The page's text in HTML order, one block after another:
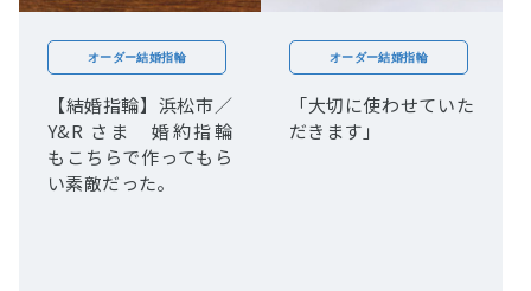
オーダー結婚指輪
【結婚指輪】浜松市／
Y&R さま 婚約指輪
もこちらで作ってもら
い素敵だった。
オーダー結婚指輪
「大切に使わせていた
だきます」